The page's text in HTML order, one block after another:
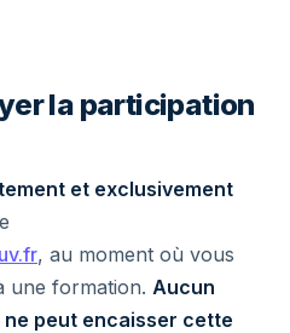
la participation
et exclusivement
, au moment où vous
une formation. Aucun
peut encaisser cette